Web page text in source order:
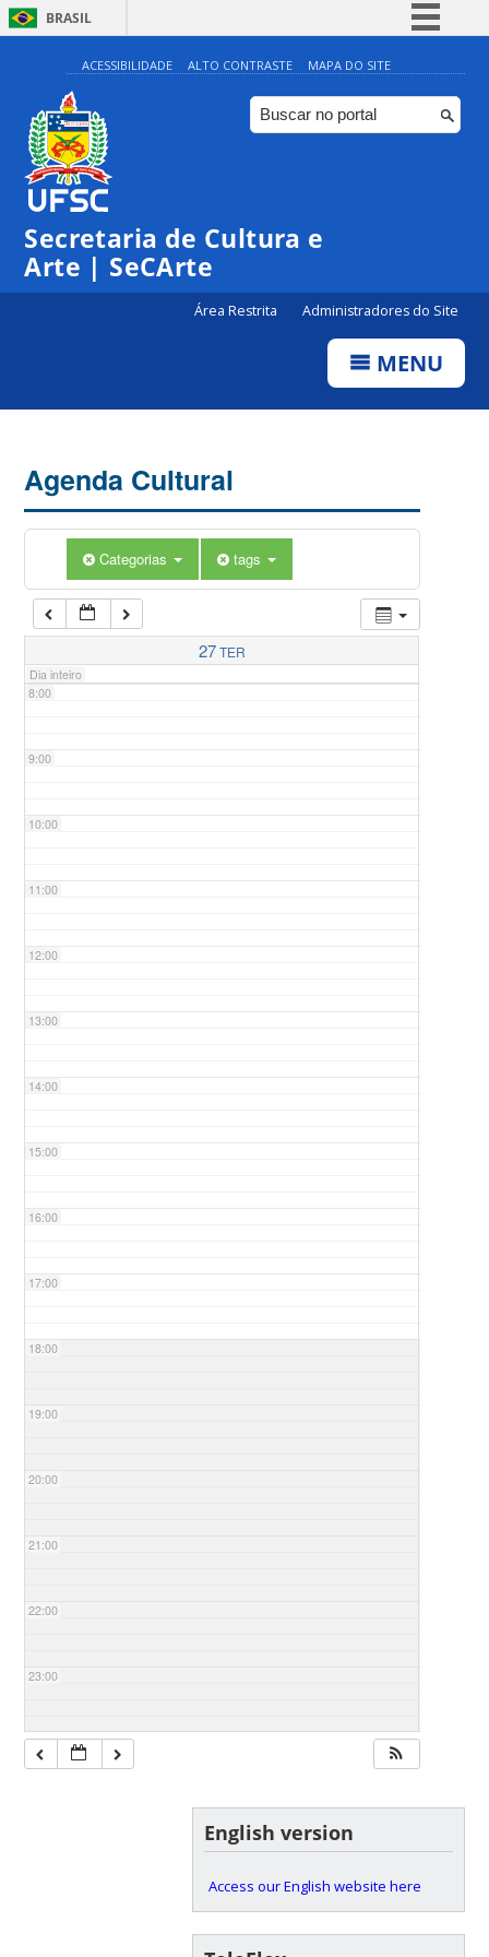
BRASIL
Simplifique!
Comunica BR
Participe
ACESSIBILIDADE ALTO CONTRASTE MAPA DO SITE
Secretaria de Cultura e
Arte | SeCArte
Área Restrita Administradores do Site
MENU
Agenda Cultural
Categorias tags
27TER
Dia inteiro
0:00
1:00
5:00
7:00
8:00
9:00
10:00
11:00
12:00
13:00
14:00
15:00
16:00
17:00
18:00
19:00
20:00
21:00
22:00
23:00
English version
Access our English website here